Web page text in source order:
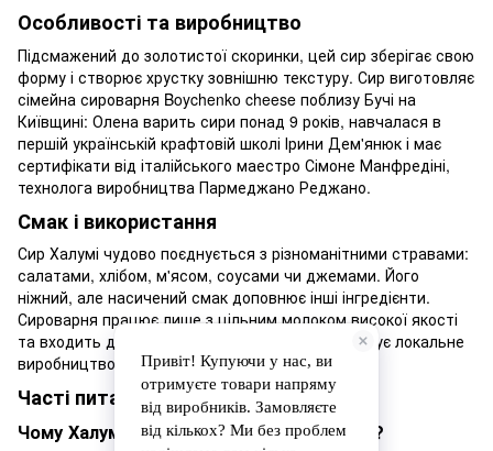
Особливості та виробництво
Підсмажений до золотистої скоринки, цей сир зберігає свою
форму і створює хрустку зовнішню текстуру. Сир виготовляє
сімейна сироварня Boychenko cheese поблизу Бучі на
Київщині: Олена варить сири понад 9 років, навчалася в
першій українській крафтовій школі Ірини Дем'янюк і має
сертифікати від італійського маестро Сімоне Манфредіні,
технолога виробництва Пармеджано Реджано.
Смак і використання
Сир Халумі чудово поєднується з різноманітними стравами:
салатами, хлібом, м'ясом, соусами чи джемами. Його
ніжний, але насичений смак доповнює інші інгредієнти.
Сироварня працює лише з цільним молоком високої якості
та входить до спільноти Slow Food, що підтримує локальне
виробництво без шкоди для природи.
Часті питання
Чому Халумі не плавиться при смаженні?